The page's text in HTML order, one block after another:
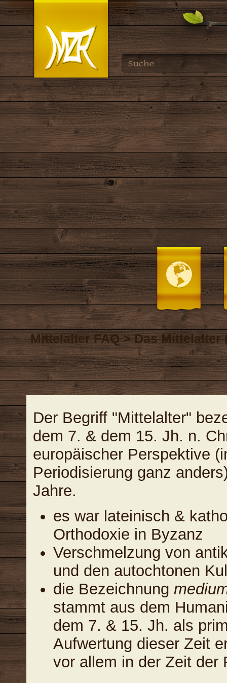
Mittelalter FAQ > Das
Der Begriff "Mittelalter"
dem 7. & dem 15. Jh. n.
europäischer Perspektive
Periodisierung ganz
Jahre.
es war lateinisch &
Orthodoxie in Byzanz
Verschmelzung von
und den autochtonen
die Bezeichnung
stammt aus dem
dem 7. & 15. Jh. als
Aufwertung dieser Zeit
vor allem in der Zeit der